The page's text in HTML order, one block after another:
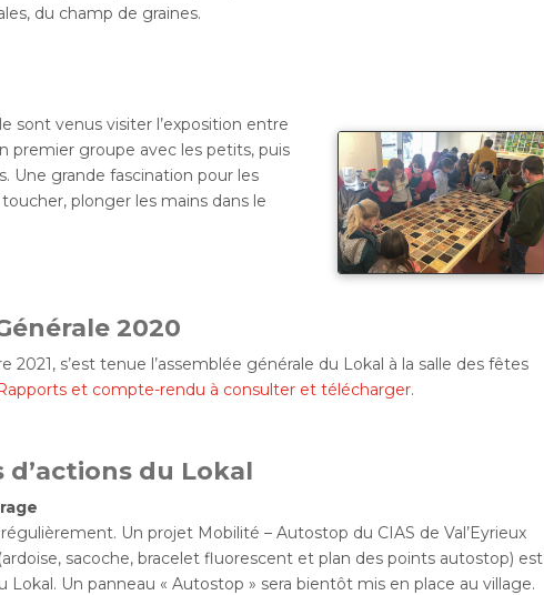
du champ de graines.
sont venus visiter l’exposition entre
premier groupe avec les petits, puis
Une grande fascination pour les
plonger les mains dans le
2020
2021, s’est tenue l’assemblée générale du Lokal à la salle des fêtes
et compte-rendu à consulter et télécharger.
d’actions du Lokal
Un projet Mobilité – Autostop du CIAS de Val’Eyrieux
sacoche, bracelet fluorescent et plan des points autostop) est
Lokal. Un panneau « Autostop » sera bientôt mis en place au village.